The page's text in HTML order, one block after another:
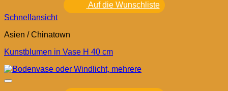
Auf die Wunschliste
Schnellansicht
Asien / Chinatown
Kunstblumen in Vase H 40 cm